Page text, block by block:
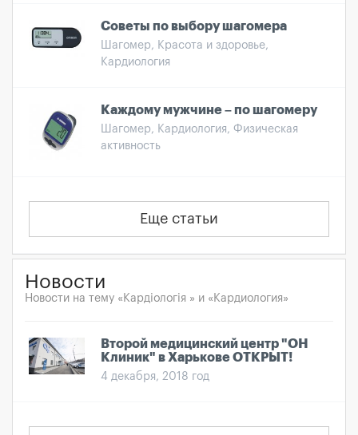
Советы по выбору шагомера
Шагомер, Красота и здоровье,
Кардиология
Каждому мужчине – по шагомеру
Шагомер, Кардиология, Физическая
активность
Еще статьи
Новости
Новости на тему «Кардіологія » и «Кардиология»
Второй медицинский центр "ОН
Клиник" в Харькове ОТКРЫТ!
4 декабря, 2018 год